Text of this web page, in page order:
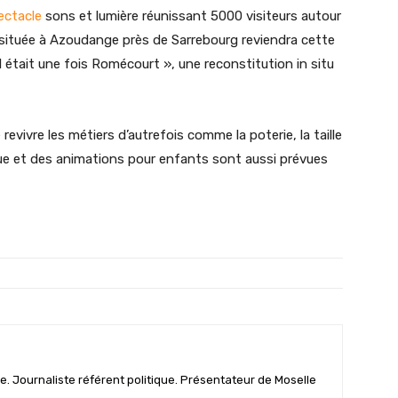
sons et lumière réunissant 5000 visiteurs autour
à Azoudange près de Sarrebourg reviendra cette
était une fois Romécourt », une reconstitution in situ
les métiers d’autrefois comme la poterie, la taille
et des animations pour enfants sont aussi prévues
Journaliste référent politique. Présentateur de Moselle